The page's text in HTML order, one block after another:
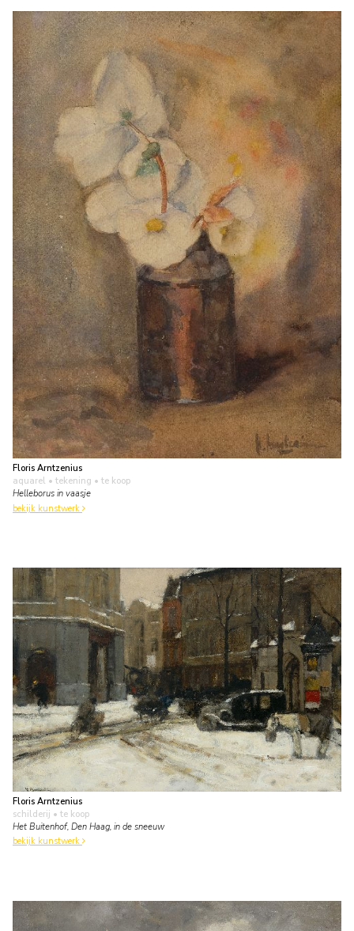
Floris Arntzenius
aquarel • tekening • te koop
Helleborus in vaasje
bekijk kunstwerk
Floris Arntzenius
schilderij • te koop
Het Buitenhof, Den Haag, in de sneeuw
bekijk kunstwerk